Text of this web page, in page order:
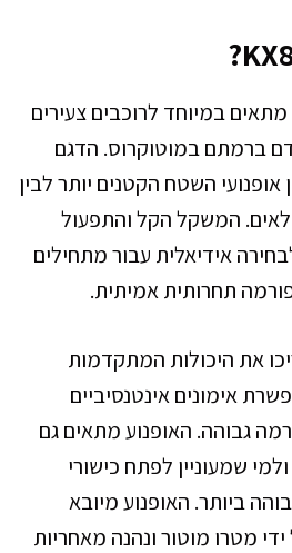
אופנוע קוואסאקי KX85 מתאים במיוחד לרוכבים צעירים
ברמתם במוטוקרוס. הדגם
השטח הקטנים יותר לבין
המשקל הקל והתפעול
אידיאלית עבור מתחילים
תחרותית אמיתית.
את היכולות המתקדמות
אימונים אינטנסיביים
גבוהה. האופנוע מתאים גם
שמעוניין לפתח כישורי
ביותר. האופנוע מיובא
מטרו מוטור ונהנה מאחריות